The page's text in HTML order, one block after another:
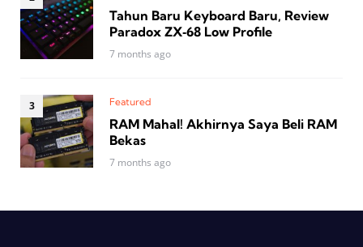
Tahun Baru Keyboard Baru, Review
Paradox ZX‑68 Low Profile
7 months ago
Featured
RAM Mahal! Akhirnya Saya Beli RAM
Bekas
7 months ago